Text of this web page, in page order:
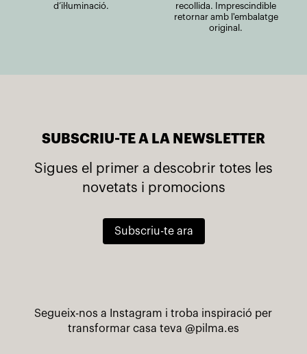
d’il·luminació.
recollida. Imprescindible
retornar amb l'embalatge
original.
SUBSCRIU-TE A LA NEWSLETTER
Sigues el primer a descobrir totes les
novetats i promocions
Subscriu-te ara
Segueix-nos a Instagram i troba inspiració per
transformar casa teva @pilma.es